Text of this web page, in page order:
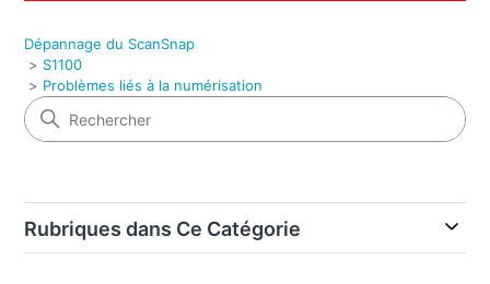
Dépannage du ScanSnap
S1100
Problèmes liés à la numérisation
Rubriques dans Ce Catégorie